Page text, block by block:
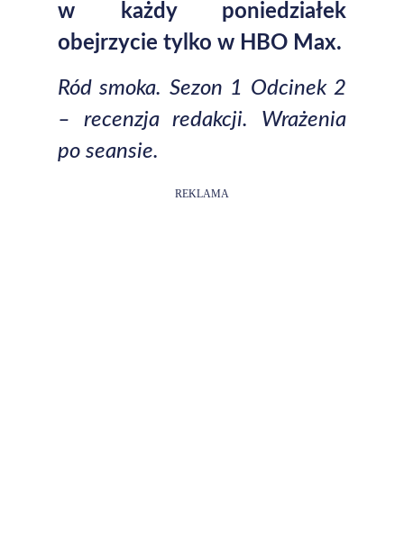
w każdy poniedziałek
obejrzycie tylko w HBO Max.
Ród smoka. Sezon 1 Odcinek 2
– recenzja redakcji. Wrażenia
po seansie.
REKLAMA